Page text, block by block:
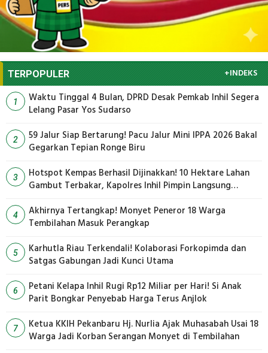
TERPOPULER +INDEKS
1
Waktu Tinggal 4 Bulan, DPRD Desak Pemkab Inhil Segera
Lelang Pasar Yos Sudarso
2
59 Jalur Siap Bertarung! Pacu Jalur Mini IPPA 2026 Bakal
Gegarkan Tepian Ronge Biru
3
Hotspot Kempas Berhasil Dijinakkan! 10 Hektare Lahan
Gambut Terbakar, Kapolres Inhil Pimpin Langsung
4
Akhirnya Tertangkap! Monyet Peneror 18 Warga
Tembilahan Masuk Perangkap
5
Karhutla Riau Terkendali! Kolaborasi Forkopimda dan
Satgas Gabungan Jadi Kunci Utama
6
Petani Kelapa Inhil Rugi Rp12 Miliar per Hari! Si Anak
Parit Bongkar Penyebab Harga Terus Anjlok
7
Ketua KKIH Pekanbaru Hj. Nurlia Ajak Muhasabah Usai 18
Warga Jadi Korban Serangan Monyet di Tembilahan